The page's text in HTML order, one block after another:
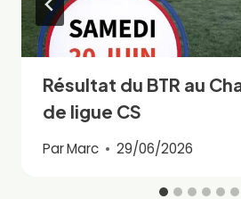
Résultat du BTR au
de ligue CS
ParMarc 29/06/2026